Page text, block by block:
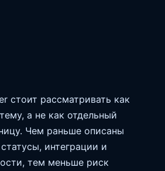
стоит рассматривать как
а не как отдельный
Чем раньше описаны
интеграции и
тем меньше риск